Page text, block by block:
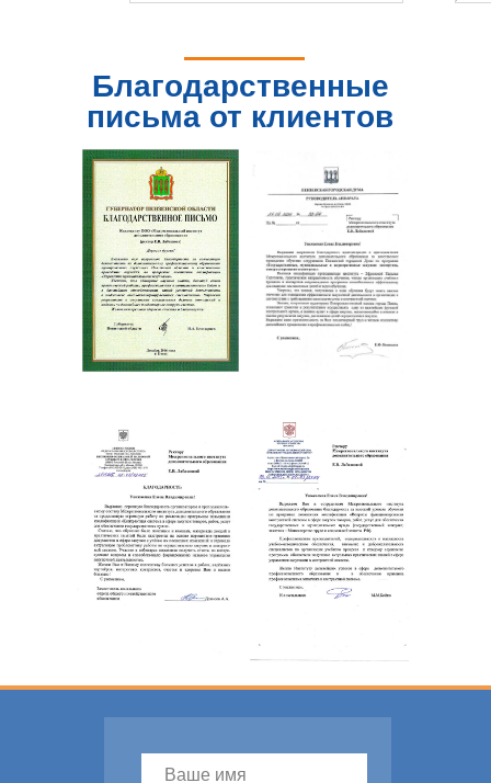
Благодарственные
письма от клиентов